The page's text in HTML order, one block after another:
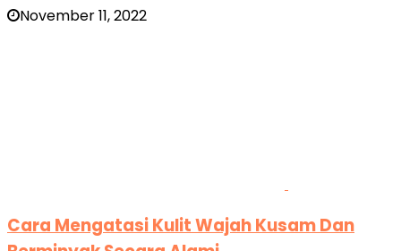
November 11, 2022
Cara Mengatasi Kulit Wajah Kusam Dan